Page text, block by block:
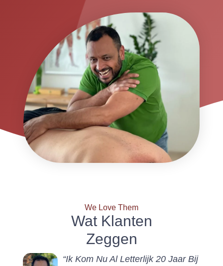
We Love Them
Wat Klanten
Zeggen
“Ik Kom Nu Al Letterlijk 20 Jaar Bij